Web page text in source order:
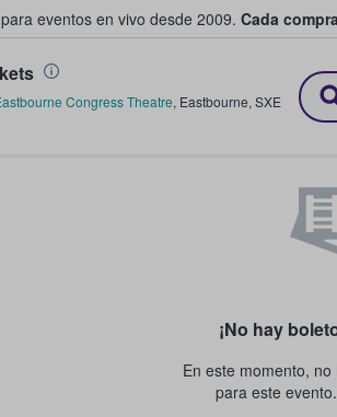
eventos en vivo desde 2009. Cada
compran y venden boletos
Congress Theatre, Eastbourne, SXE
¡No hay
En este momento,
para este